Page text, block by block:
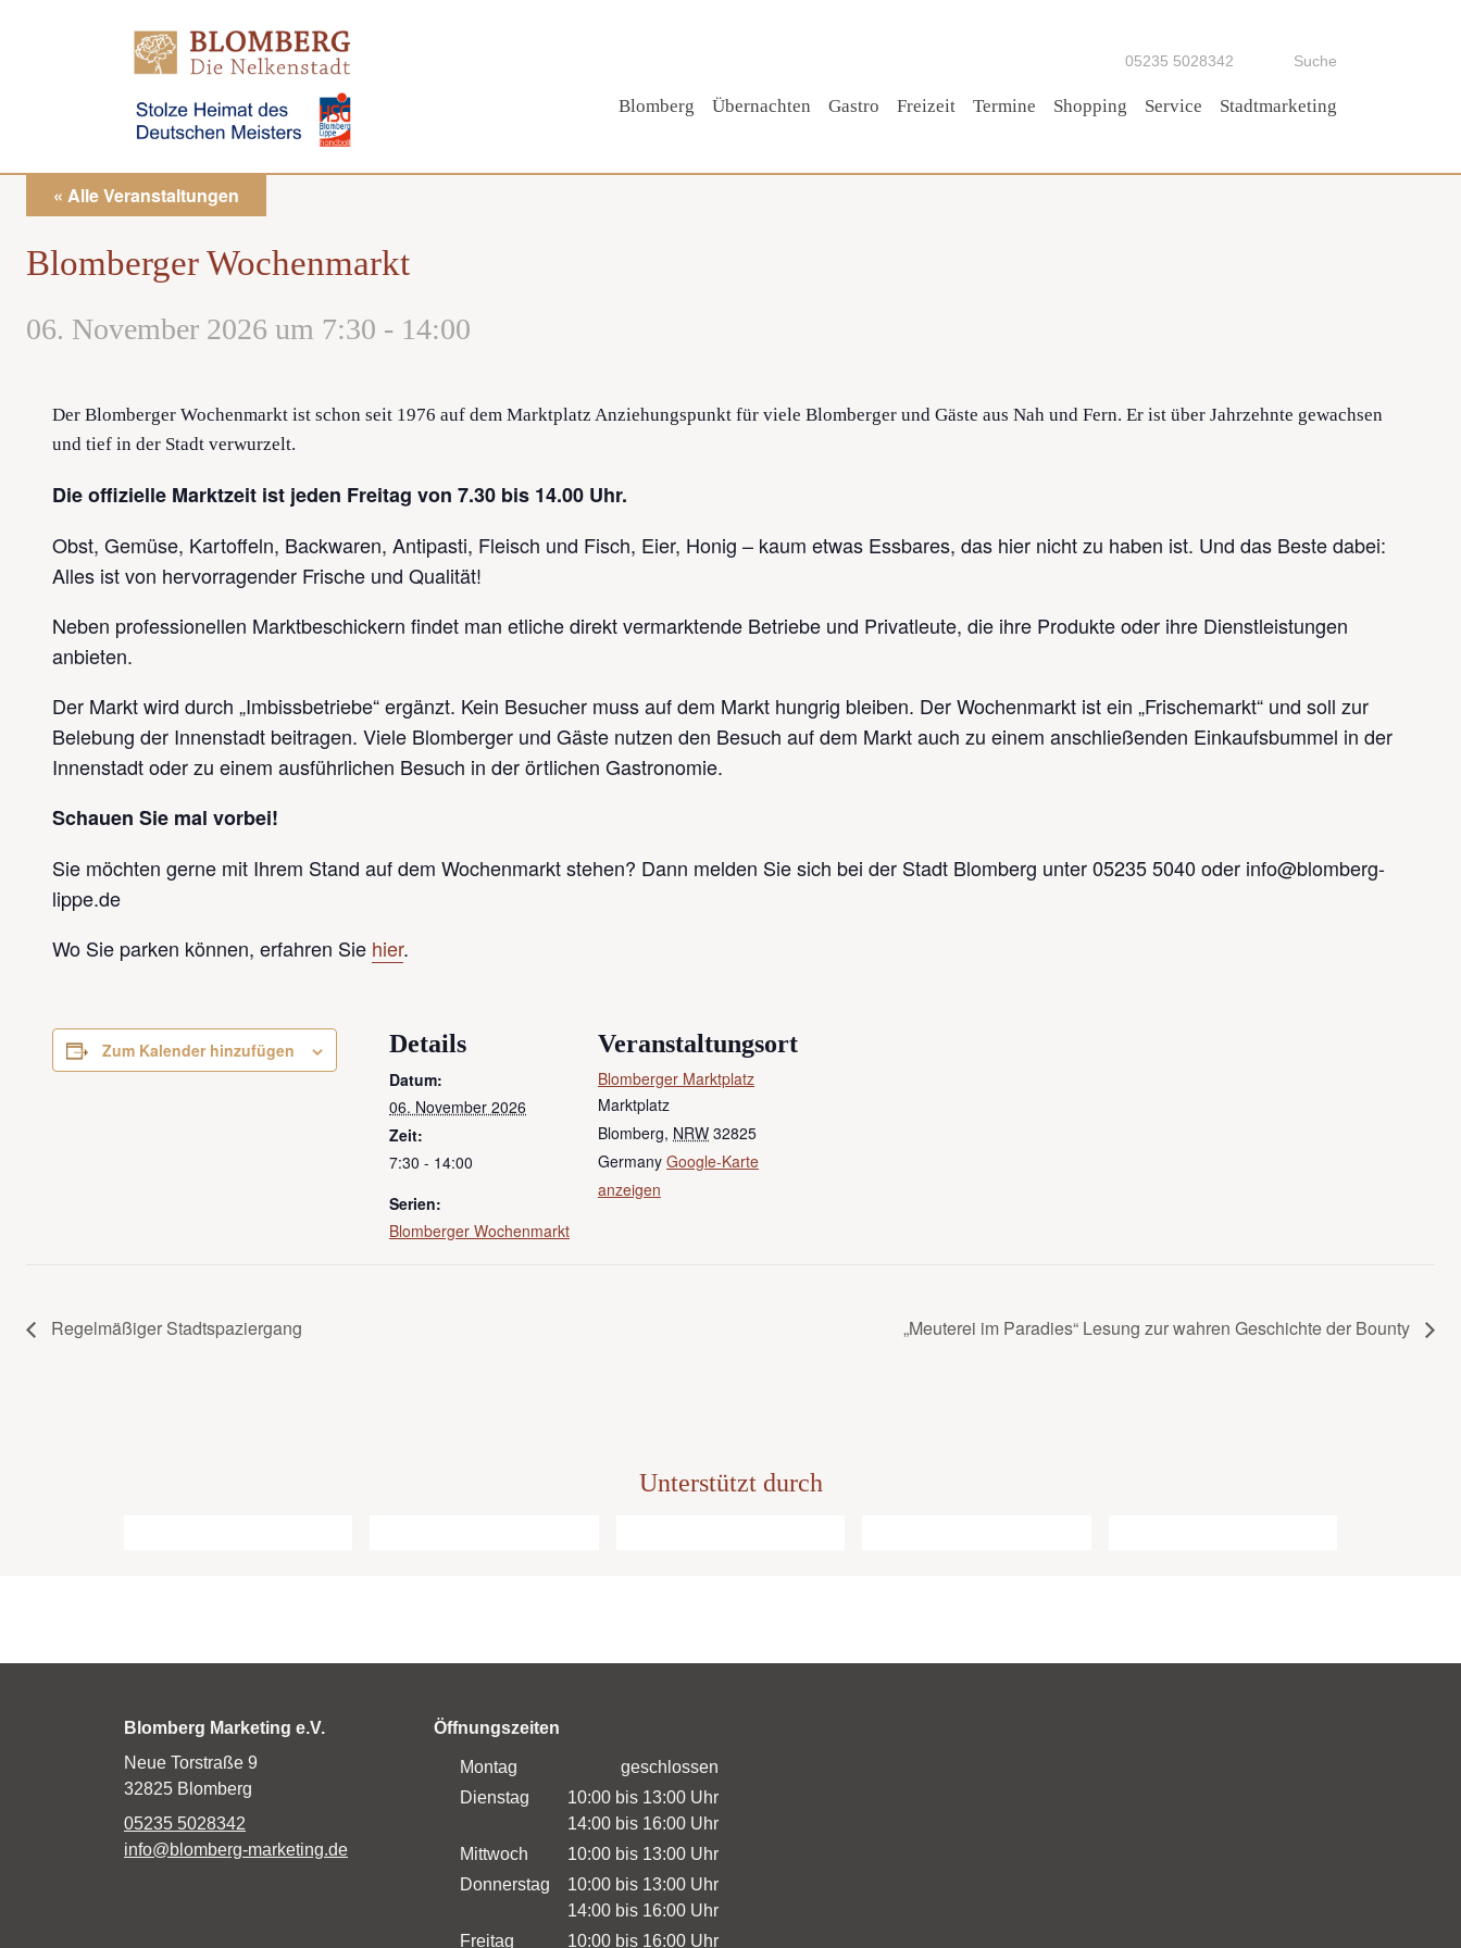
05235 5028342 Suche
Blomberg Übernachten Gastro Freizeit
Tipp!
Termine Shopping Service Stadtmarketing
« Alle Veranstaltungen
Blomberger Wochenmarkt
06. November 2026 um 7:30 - 14:00
Der Blomberger Wochenmarkt ist schon seit 1976 auf dem Marktplatz Anziehungspunkt für viele Blomberger und Gäste aus Nah und Fern. Er ist über Jahrzehnte gewachsen
und tief in der Stadt verwurzelt.
Die offizielle Marktzeit ist jeden Freitag von 7.30 bis 14.00 Uhr.
Obst, Gemüse, Kartoffeln, Backwaren, Antipasti, Fleisch und Fisch, Eier, Honig – kaum etwas Essbares, das hier nicht zu haben ist. Und das Beste dabei:
Alles ist von hervorragender Frische und Qualität!
Neben professionellen Marktbeschickern findet man etliche direkt vermarktende Betriebe und Privatleute, die ihre Produkte oder ihre Dienstleistungen
anbieten.
Der Markt wird durch „Imbissbetriebe“ ergänzt. Kein Besucher muss auf dem Markt hungrig bleiben. Der Wochenmarkt ist ein „Frischemarkt“ und soll zur
Belebung der Innenstadt beitragen. Viele Blomberger und Gäste nutzen den Besuch auf dem Markt auch zu einem anschließenden Einkaufsbummel in der
Innenstadt oder zu einem ausführlichen Besuch in der örtlichen Gastronomie.
Schauen Sie mal vorbei!
Sie möchten gerne mit Ihrem Stand auf dem Wochenmarkt stehen? Dann melden Sie sich bei der Stadt Blomberg unter 05235 5040 oder info@blomberg-
lippe.de
Wo Sie parken können, erfahren Sie hier.
Zum Kalender hinzufügen Details
Datum:
06. November 2026
Zeit:
7:30 - 14:00
Serien:
Blomberger Wochenmarkt
Veranstaltungsort
Blomberger Marktplatz
Marktplatz
Blomberg, NRW 32825
Germany Google-Karte
anzeigen
Regelmäßiger Stadtspaziergang „Meuterei im Paradies“ Lesung zur wahren Geschichte der Bounty
Unterstützt durch
Blomberg Marketing e.V.
Neue Torstraße 9
32825 Blomberg
05235 5028342
info@blomberg-marketing.de
Öffnungszeiten
Montag
geschlossen
Dienstag
10:00 bis 13:00 Uhr
14:00 bis 16:00 Uhr
Mittwoch
10:00 bis 13:00 Uhr
Donnerstag
10:00 bis 13:00 Uhr
14:00 bis 16:00 Uhr
Freitag
10:00 bis 16:00 Uhr